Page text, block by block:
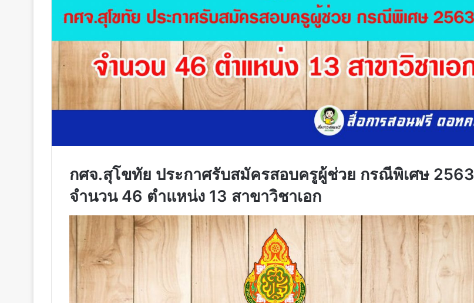
กศจ.สุโขทัย ประกาศรับสมัครสอบครูผู้ช่วย กรณีพิเศษ 2563
จำนวน 46 ตำแหน่ง 13 สาขาวิชาเอก